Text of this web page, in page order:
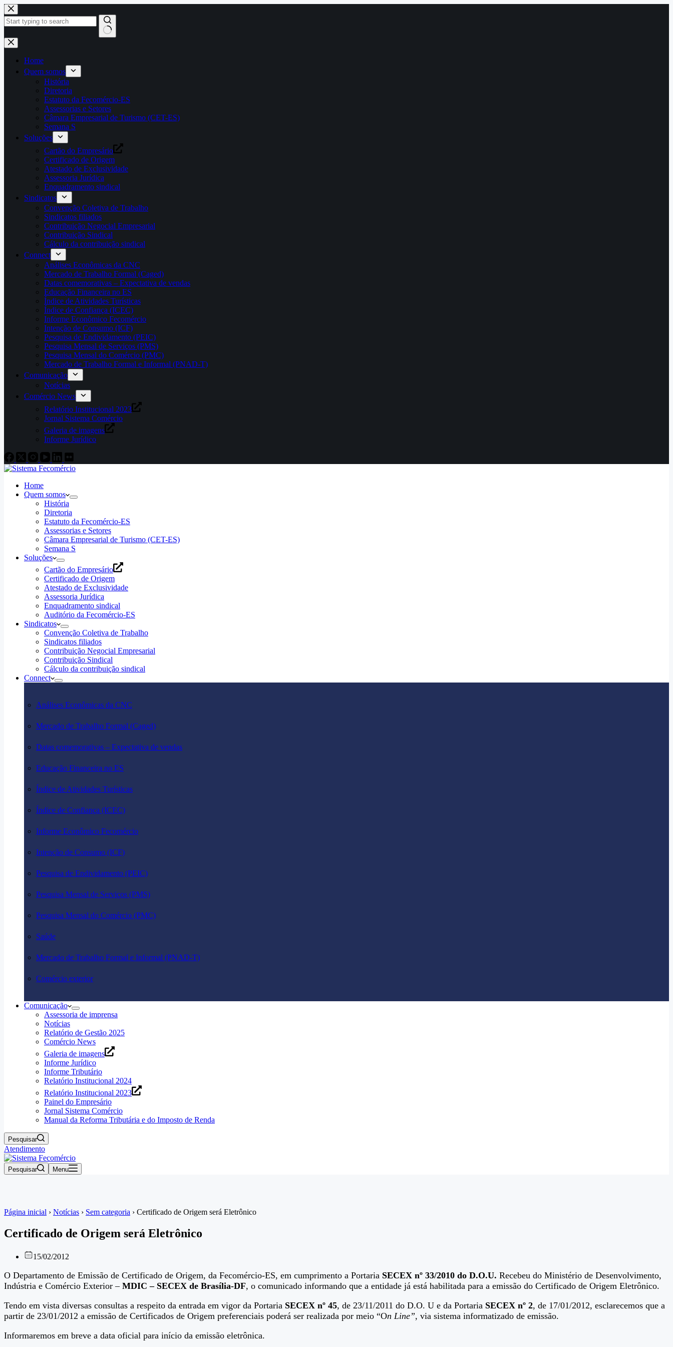
Pular
para
o
Home
Quem somos
História
Diretoria
Estatuto da Fecomércio-ES
Assessorias e Setores
Câmara Empresarial de Turismo (CET-ES)
Semana S
Soluções
Cartão do Empresário
Certificado de Origem
Atestado de Exclusividade
Assessoria Jurídica
Enquadramento sindical
Sindicatos
Convenção Coletiva de Trabalho
Sindicatos filiados
Contribuição Negocial Empresarial
Contribuição Sindical
Cálculo da contribuição sindical
Connect
Análises Econômicas da CNC
Mercado de Trabalho Formal (Caged)
Datas comemorativas – Expectativa de vendas
Educação Financeira no ES
Índice de Atividades Turísticas
Índice de Confiança (ICEC)
Informe Econômico Fecomércio
Intenção de Consumo (ICF)
Pesquisa de Endividamento (PEIC)
Pesquisa Mensal de Serviços (PMS)
Pesquisa Mensal do Comércio (PMC)
Mercado de Trabalho Formal e Informal (PNAD-T)
Comunicação
Notícias
Comércio News
Relatório Institucional 2023
Jornal Sistema Comércio
Galeria de imagens
Informe Jurídico
Home
Quem somos
História
Diretoria
Estatuto da Fecomércio-ES
Assessorias e Setores
Câmara Empresarial de Turismo (CET-ES)
Semana S
Soluções
Cartão do Empresário
Certificado de Origem
Atestado de Exclusividade
Assessoria Jurídica
Enquadramento sindical
Auditório da Fecomércio-ES
Sindicatos
Convenção Coletiva de Trabalho
Sindicatos filiados
Contribuição Negocial Empresarial
Contribuição Sindical
Cálculo da contribuição sindical
Connect
Análises Econômicas da CNC
Mercado de Trabalho Formal (Caged)
Datas comemorativas – Expectativa de vendas
Educação Financeira no ES
Índice de Atividades Turísticas
Índice de Confiança (ICEC)
Informe Econômico Fecomércio
Intenção de Consumo (ICF)
Pesquisa de Endividamento (PEIC)
Pesquisa Mensal de Serviços (PMS)
Pesquisa Mensal do Comércio (PMC)
Saúde
Mercado de Trabalho Formal e Informal (PNAD-T)
Comércio exterior
Comunicação
Assessoria de imprensa
Notícias
Relatório de Gestão 2025
Comércio News
Galeria de imagens
Informe Jurídico
Informe Tributário
Relatório Institucional 2024
Relatório Institucional 2023
Painel do Empresário
Jornal Sistema Comércio
Manual da Reforma Tributária e do Imposto de Renda
Pesquisar
Atendimento
Pesquisar Menu
Página inicial › Notícias › Sem categoria › Certificado de Origem será Eletrônico
Certificado de Origem será Eletrônico
15/02/2012
O Departamento de Emissão de Certificado de Origem, da Fecomércio-ES, em cumprimento a Portaria SECEX nº 33/2010 do D.O.U. Recebeu do Ministério de Desenvolvimento,
Indústria e Comércio Exterior – MDIC – SECEX de Brasília-DF, o comunicado informando que a entidade já está habilitada para a emissão do Certificado de Origem Eletrônico.
Tendo em vista diversas consultas a respeito da entrada em vigor da Portaria SECEX nº 45, de 23/11/2011 do D.O. U e da Portaria SECEX nº 2, de 17/01/2012, esclarecemos que a
partir de 23/01/2012 a emissão de Certificados de Origem preferenciais poderá ser realizada por meio “On Line”, via sistema informatizado de emissão.
Informaremos em breve a data oficial para início da emissão eletrônica.